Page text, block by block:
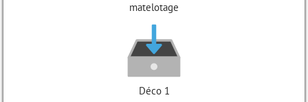
matelotage
Déco 1